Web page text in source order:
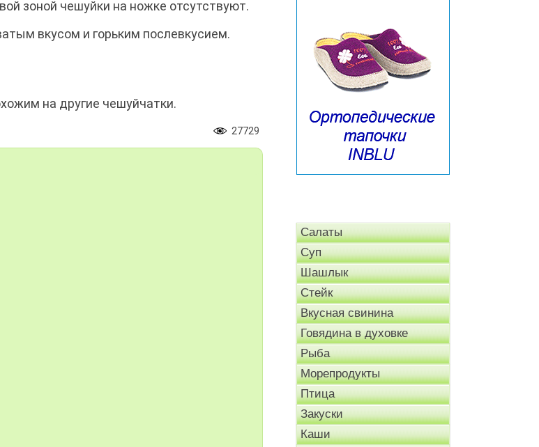
зоной чешуйки на ножке отсутствуют.
вкусом и горьким послевкусием.
на другие чешуйчатки.
27729
Салаты
Суп
Шашлык
Стейк
Вкусная свинина
Говядина в духовке
Рыба
Морепродукты
Птица
Закуски
Каши